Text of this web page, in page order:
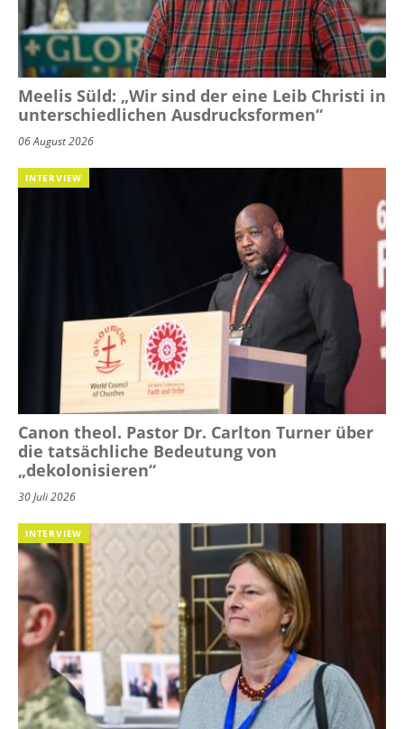
Meelis Süld: „Wir sind der eine Leib Christi in
unterschiedlichen Ausdrucksformen“
06 August 2026
INTERVIEW
Canon theol. Pastor Dr. Carlton Turner über
die tatsächliche Bedeutung von
„dekolonisieren“
30 Juli 2026
INTERVIEW